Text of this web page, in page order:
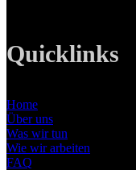
Quicklinks
Home
Über uns
Was wir tun
Wie wir arbeiten
FAQ